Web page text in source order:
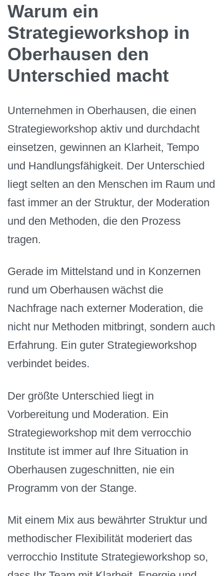
Warum ein
Strategieworkshop in
Oberhausen den
Unterschied macht
Unternehmen in Oberhausen, die einen
Strategieworkshop aktiv und durchdacht
einsetzen, gewinnen an Klarheit, Tempo
und Handlungsfähigkeit. Der Unterschied
liegt selten an den Menschen im Raum und
fast immer an der Struktur, der Moderation
und den Methoden, die den Prozess
tragen.
Gerade im Mittelstand und in Konzernen
rund um Oberhausen wächst die
Nachfrage nach externer Moderation, die
nicht nur Methoden mitbringt, sondern auch
Erfahrung. Ein guter Strategieworkshop
verbindet beides.
Der größte Unterschied liegt in
Vorbereitung und Moderation. Ein
Strategieworkshop mit dem verrocchio
Institute ist immer auf Ihre Situation in
Oberhausen zugeschnitten, nie ein
Programm von der Stange.
Mit einem Mix aus bewährter Struktur und
methodischer Flexibilität moderiert das
verrocchio Institute Strategieworkshop so,